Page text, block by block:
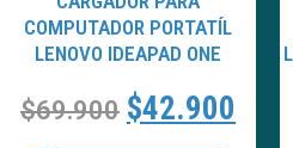
COMPUTADOR PORTATÍL
LENOVO IDEAPAD ONE
$69.900 $42.900